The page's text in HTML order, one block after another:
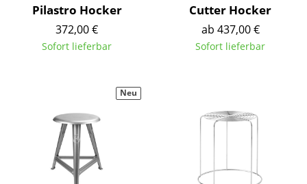
Spiegel
Figuren & Miniaturen
Büroutensilien
Aufbewahrungsboxen
Pilastro Hocker
372,00 €
Sofort lieferbar
Cutter Hocker
ab 437,00 €
Sofort lieferbar
Neu